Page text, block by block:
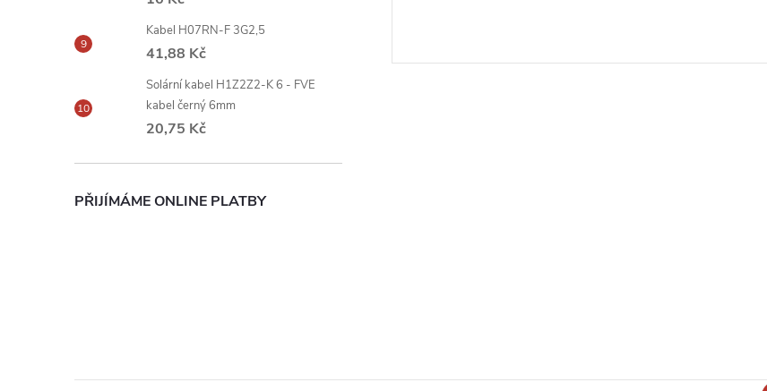
Kabel H07RN-F 3G2,5
41,88 Kč
Solární kabel H1Z2Z2-K 6 - FVE
kabel černý 6mm
20,75 Kč
PŘIJÍMÁME ONLINE PLATBY